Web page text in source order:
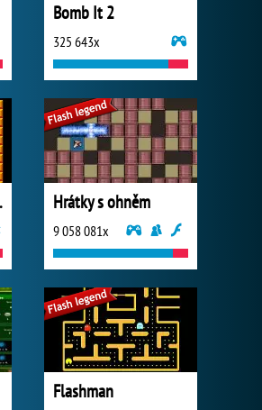
Bomb It 2
325 643x
Hrátky s ohněm
9 058 081x
Flashman